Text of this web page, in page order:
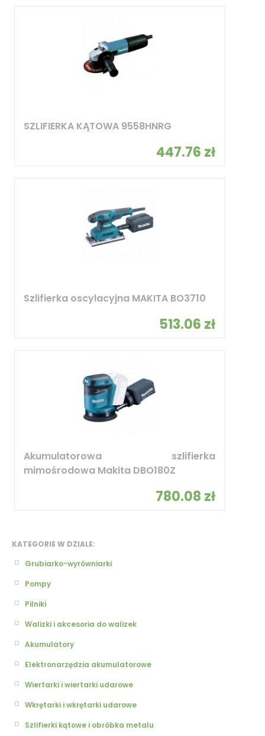
KATEGORIE W DZIALE:
Grubiarko-wyrówniarki
Pompy
Pilniki
Walizki i akcesoria do walizek
Akumulatory
Elektronarzędzia akumulatorowe
Wiertarki i wiertarki udarowe
Wkrętarki i wkrętarki udarowe
Szlifierki kątowe i obróbka metalu
SZLIFIERKA KĄTOWA 9558HNRG
447.76 zł
Szlifierka oscylacyjna MAKITA BO3710
513.06 zł
Akumulatorowa szlifierka
mimośrodowa Makita DBO180Z
780.08 zł